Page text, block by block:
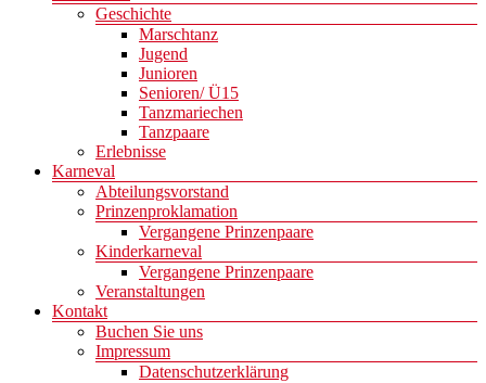
Geschichte
Marschtanz
Jugend
Junioren
Senioren/ Ü15
Tanzmariechen
Tanzpaare
Erlebnisse
Karneval
Abteilungsvorstand
Prinzenproklamation
Vergangene Prinzenpaare
Kinderkarneval
Vergangene Prinzenpaare
Veranstaltungen
Kontakt
Buchen Sie uns
Impressum
Datenschutzerklärung